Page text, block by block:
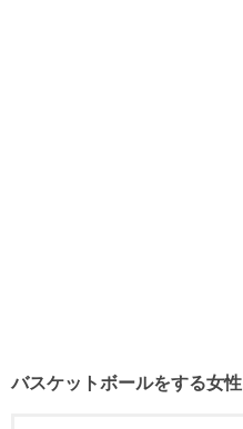
バスケットボールをする女性